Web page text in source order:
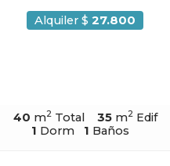
Alquiler $ 27.800
40 m2Total 35m2Edif
1 Dorm 1 Baños